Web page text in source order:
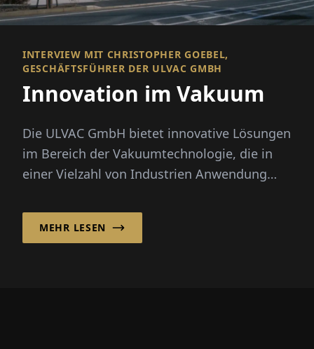
INTERVIEW MIT CHRISTOPHER GOEBEL,
GESCHÄFTSFÜHRER DER ULVAC GMBH
Innovation im Vakuum
Die ULVAC GmbH bietet innovative Lösungen
im Bereich der Vakuumtechnologie, die in
einer Vielzahl von Indus­trien Anwendung
MEHR LESEN